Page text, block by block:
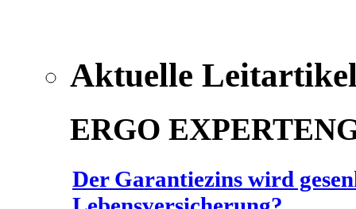
Aktuelle
ERGO
Der Garantiezins wird